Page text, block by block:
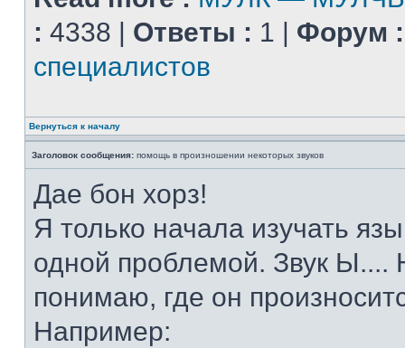
: 4338 | Ответы : 1 | Форум :
специалистов
Вернуться к началу
Заголовок сообщения: помощь в произношении некоторых звуков
Дае бон хорз!
Я только начала изучать
одной проблемой. Звук Ы....
понимаю, где он
Например: